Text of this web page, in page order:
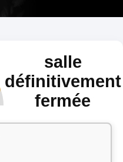
salle
définitivement
fermée